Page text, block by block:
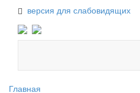
версия для слабовидящих
Главная